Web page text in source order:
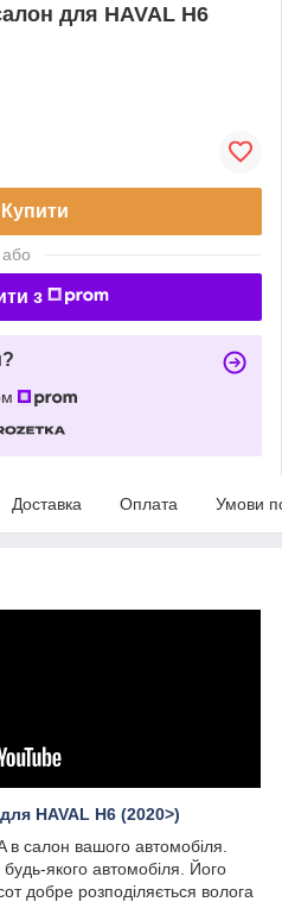
для HAVAL H6
Купити
або
з
Доставка Оплата Умови
HAVAL H6 (2020>)
в салон вашого автомобіля.
якого автомобіля. Його
добре розподіляється волога